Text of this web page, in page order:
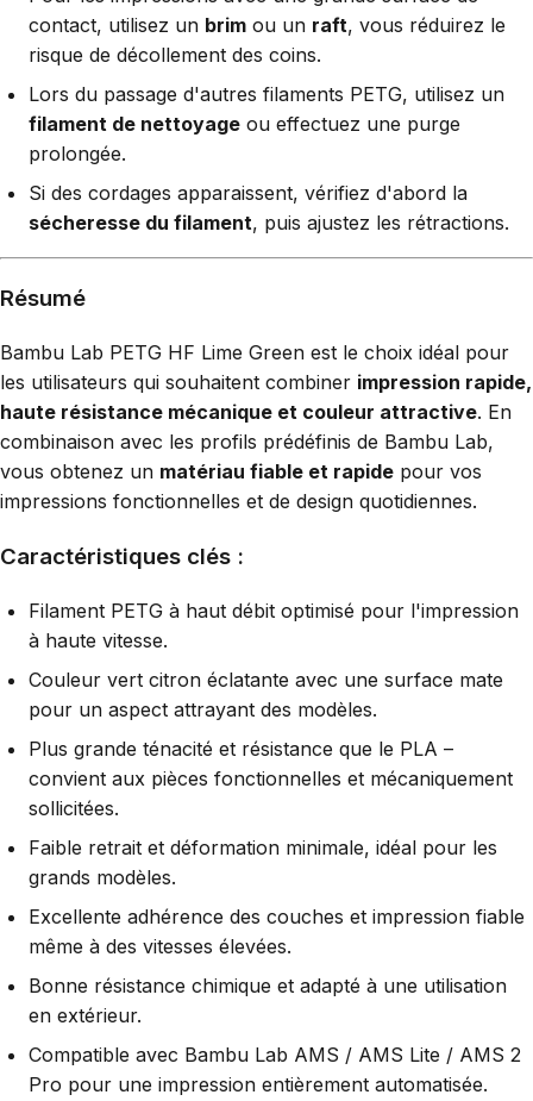
contact, utilisez un brim ou un raft, vous réduirez le
risque de décollement des coins.
Lors du passage d'autres filaments PETG, utilisez un
filament de nettoyage ou effectuez une purge
prolongée.
Si des cordages apparaissent, vérifiez d'abord la
sécheresse du filament, puis ajustez les rétractions.
Résumé
Bambu Lab PETG HF Lime Green est le choix idéal pour
les utilisateurs qui souhaitent combiner impression rapide,
haute résistance mécanique et couleur attractive. En
combinaison avec les profils prédéfinis de Bambu Lab,
vous obtenez un matériau fiable et rapide pour vos
impressions fonctionnelles et de design quotidiennes.
Caractéristiques clés :
Filament PETG à haut débit optimisé pour l'impression
à haute vitesse.
Couleur vert citron éclatante avec une surface mate
pour un aspect attrayant des modèles.
Plus grande ténacité et résistance que le PLA –
convient aux pièces fonctionnelles et mécaniquement
sollicitées.
Faible retrait et déformation minimale, idéal pour les
grands modèles.
Excellente adhérence des couches et impression fiable
même à des vitesses élevées.
Bonne résistance chimique et adapté à une utilisation
en extérieur.
Compatible avec Bambu Lab AMS / AMS Lite / AMS 2
Pro pour une impression entièrement automatisée.